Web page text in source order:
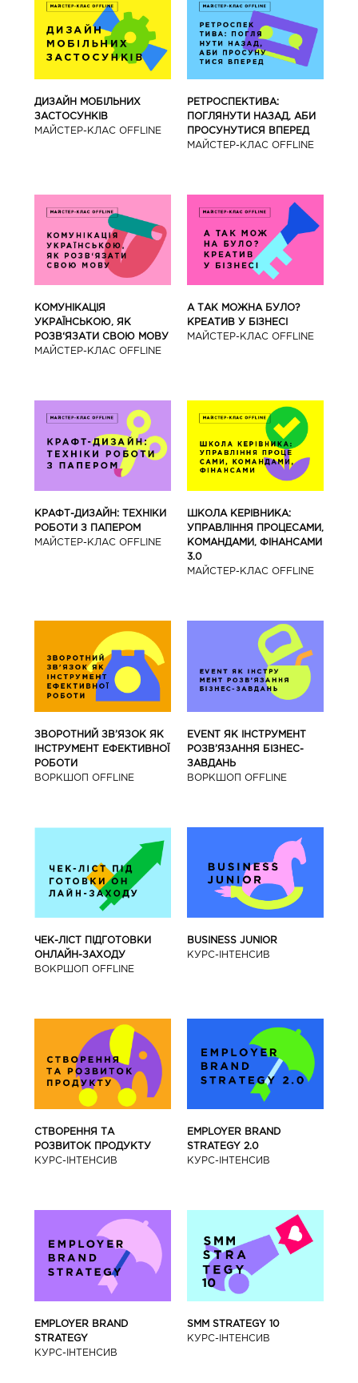
ДИЗАЙН МОБІЛЬНИХ
ЗАСТОСУНКІВ
МАЙCТЕР-КЛАС OFFLINE
РЕТРОСПЕКТИВА:
ПОГЛЯНУТИ НАЗАД, АБИ
ПРОСУНУТИСЯ ВПЕРЕД
МАЙCТЕР-КЛАС OFFLINE
КОМУНІКАЦІЯ
УКРАЇНСЬКОЮ, ЯК
РОЗВ‘ЯЗАТИ СВОЮ МОВУ
МАЙCТЕР-КЛАС OFFLINE
А ТАК МОЖНА БУЛО?
КРЕАТИВ У БІЗНЕСІ
МАЙCТЕР-КЛАС OFFLINE
КРАФТ-ДИЗАЙН: ТЕХНІКИ
РОБОТИ З ПАПЕРОМ
МАЙCТЕР-КЛАС OFFLINE
ШКОЛА КЕРІВНИКА:
УПРАВЛІННЯ ПРОЦЕСАМИ,
КОМАНДАМИ, ФІНАНСАМИ
3.0
МАЙCТЕР-КЛАС OFFLINE
ЗВОРОТНИЙ ЗВ’ЯЗОК ЯК
ІНСТРУМЕНТ ЕФЕКТИВНОЇ
РОБОТИ
ВОРКШОП OFFLINE
EVENT ЯК ІНСТРУМЕНТ
РОЗВ’ЯЗАННЯ БІЗНЕС-
ЗАВДАНЬ
ВОРКШОП OFFLINE
ЧЕК-ЛІСТ ПІДГОТОВКИ
ОНЛАЙН-ЗАХОДУ
ВОКРШОП OFFLINE
BUSINESS JUNIOR
КУРС-IНТЕНСИВ
СТВОРЕННЯ ТА
РОЗВИТОК ПРОДУКТУ
КУРС-IНТЕНСИВ
EMPLOYER BRAND
STRATEGY 2.0
КУРС-IНТЕНСИВ
EMPLOYER BRAND
STRATEGY
КУРС-IНТЕНСИВ
SMM STRATEGY 10
КУРС-IНТЕНСИВ